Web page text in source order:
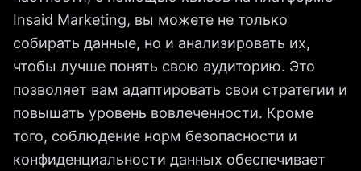
Insaid Marketing, вы можете не только
собирать данные, но и анализировать их,
чтобы лучше понять свою аудиторию. Это
позволяет вам адаптировать свои стратегии и
повышать уровень вовлеченности. Кроме
того, соблюдение норм безопасности и
конфиденциальности данных обеспечивает